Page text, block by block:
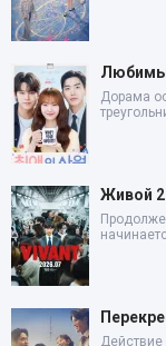
Дорама
Живой 2
Действие